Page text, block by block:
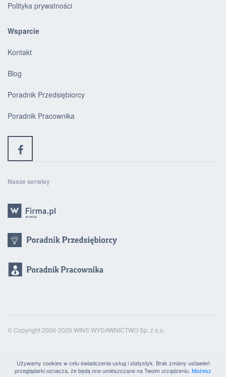
Polityka prywatności
Wsparcie
Kontakt
Blog
Poradnik Przedsiębiorcy
Poradnik Pracownika
Nasze serwisy
© Copyright 2006-2026 WINS WYDAWNICTWO Sp. z o.o.
Używamy cookies w celu świadczenia usług i statystyk. Brak zmiany ustawień
przeglądarki oznacza, że będą one umieszczane na Twoim urządzeniu. Możesz